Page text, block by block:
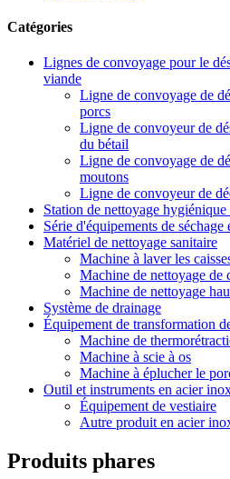
Catégories
Lignes de convoyage pour le
viande
Ligne de convoyage de
porcs
Ligne de convoyeur de
du bétail
Ligne de convoyage de
moutons
Ligne de convoyeur de
Station de nettoyage
Série d'équipements de séchage
Matériel de nettoyage sanitaire
Machine à laver les
Machine de nettoyage de
Machine de nettoyage
Système de drainage
Équipement de transformation
Machine de
Machine à scie à os
Machine à éplucher le
Outil et instruments en acier
Équipement de vestiaire
Autre produit en acier
Produits phares